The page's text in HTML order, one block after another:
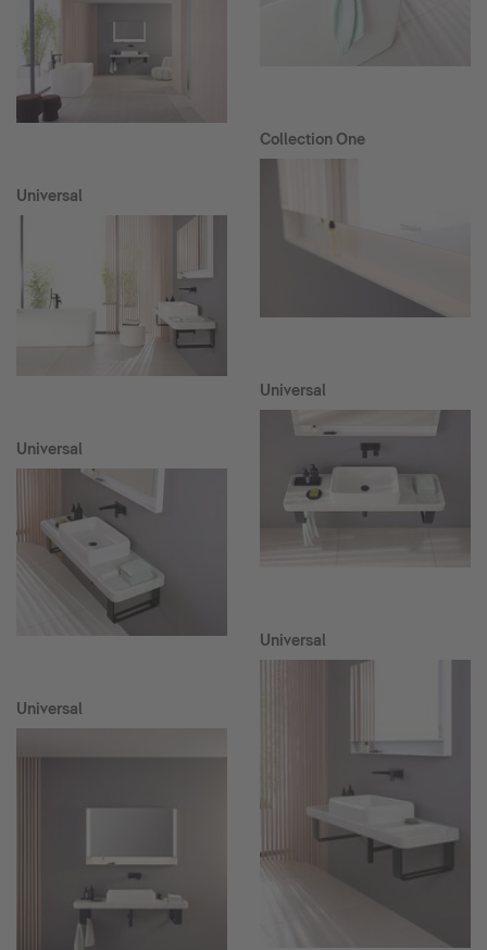
Universal
Universal
Universal
Collection One
Universal
Universal